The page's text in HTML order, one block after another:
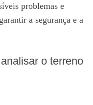
problemas e
a segurança e a
o terreno